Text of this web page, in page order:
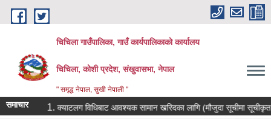
Skip to main content
चिचिला गाउँपालिका, गाउँ कार्यपालिकाको कार्यालय
चिचिला, कोशी प्रदेश, संखुवासभा, नेपाल
" समृद्ध नेपाल, सुखी नेपाली "
समाचार
क्याटलग विधिबाट आवश्यक सामान खरिदका लागि (मौजुदा सूचीमा सूचीकृत हुने